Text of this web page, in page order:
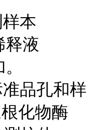
本
释液
品孔和样
化物酶